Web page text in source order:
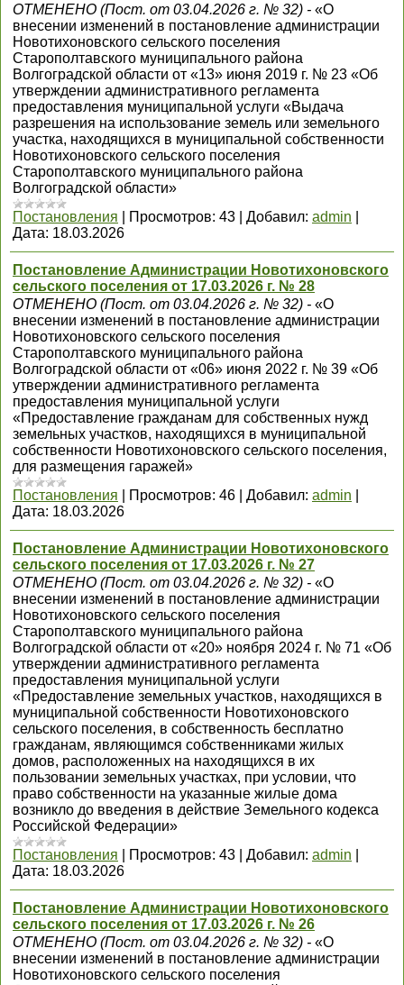
ОТМЕНЕНО (Пост. от 03.04.2026 г. № 32) - «О
внесении изменений в постановление администрации
Новотихоновского сельского поселения
Старополтавского муниципального района
Волгоградской области от «13» июня 2019 г. № 23 «Об
утверждении административного регламента
предоставления муниципальной услуги «Выдача
разрешения на использование земель или земельного
участка, находящихся в муниципальной собственности
Новотихоновского сельского поселения
Старополтавского муниципального района
Волгоградской области»
Постановления
Просмотров: 43 Добавил: admin
Дата: 18.03.2026
Постановление Администрации Новотихоновского
сельского поселения от 17.03.2026 г. № 28
ОТМЕНЕНО (Пост. от 03.04.2026 г. № 32) - «О
внесении изменений в постановление администрации
Новотихоновского сельского поселения
Старополтавского муниципального района
Волгоградской области от «06» июня 2022 г. № 39 «Об
утверждении административного регламента
предоставления муниципальной услуги
«Предоставление гражданам для собственных нужд
земельных участков, находящихся в муниципальной
собственности Новотихоновского сельского поселения,
для размещения гаражей»
Постановления
Просмотров: 46 Добавил: admin
Дата: 18.03.2026
Постановление Администрации Новотихоновского
сельского поселения от 17.03.2026 г. № 27
ОТМЕНЕНО (Пост. от 03.04.2026 г. № 32) - «О
внесении изменений в постановление администрации
Новотихоновского сельского поселения
Старополтавского муниципального района
Волгоградской области от «20» ноября 2024 г. № 71 «Об
утверждении административного регламента
предоставления муниципальной услуги
«Предоставление земельных участков, находящихся в
муниципальной собственности Новотихоновского
сельского поселения, в собственность бесплатно
гражданам, являющимся собственниками жилых
домов, расположенных на находящихся в их
пользовании земельных участках, при условии, что
право собственности на указанные жилые дома
возникло до введения в действие Земельного кодекса
Российской Федерации»
Постановления
Просмотров: 43 Добавил: admin
Дата: 18.03.2026
Постановление Администрации Новотихоновского
сельского поселения от 17.03.2026 г. № 26
ОТМЕНЕНО (Пост. от 03.04.2026 г. № 32) - «О
внесении изменений в постановление администрации
Новотихоновского сельского поселения